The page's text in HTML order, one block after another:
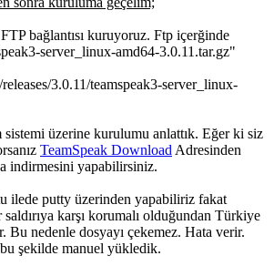
bağlantısı kuruyoruz. Ftp içerğinde
server_linux-amd64-3.0.11.tar.gz"
3.0.11/teamspeak3-server_linux-
üzerine kurulumu anlattık. Eğer ki siz
TeamSpeak Download Adresinden
indirmesini yapabilirsiniz.
ilede putty üzerinden yapabiliriz fakat
karşı korumalı olduğundan Türkiye
Bu nedenle dosyayı çekemez. Hata verir.
şekilde manuel yükledik.